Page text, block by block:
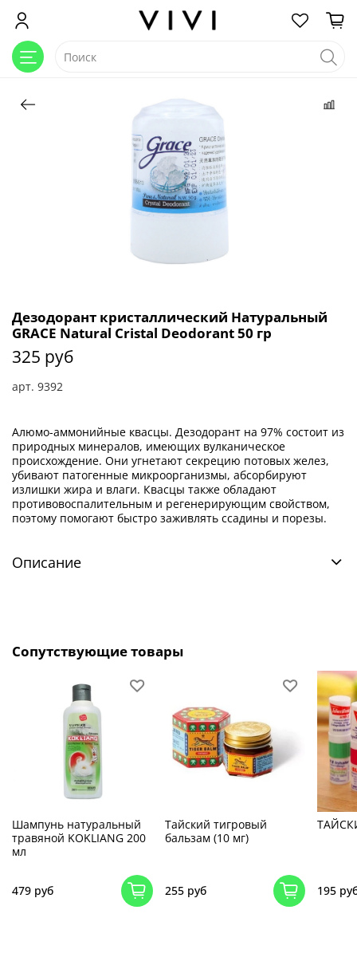
арт. 9392
Дезодорант кристаллический Натуральный
GRACE Natural Cristal Deodorant 50 гр
325 руб
Алюмо-аммонийные квасцы. Дезодорант на 97% состоит из
природных минералов, имеющих вулканическое
происхождение. Они угнетают секрецию потовых желез,
убивают патогенные микроорганизмы, абсорбируют
излишки жира и влаги. Квасцы также обладают
противовоспалительным и регенерирующим свойством,
поэтому помогают быстро заживлять ссадины и порезы.
Описание
Сопутствующие товары
Шампунь натуральный
травяной KOKLIANG 200
мл
479 руб
Тайский тигровый
бальзам (10 мг)
255 руб 195